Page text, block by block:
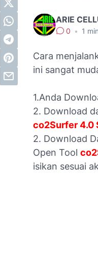
ARIE
0 • 1
Cara
ini sangat
1.Anda
2. Download
co2Surfer 4.0
2. Download
Open Tool
isikan sesuai